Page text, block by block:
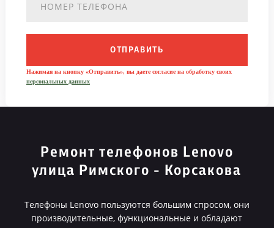
ОТПРАВИТЬ
Нажимая на кнопку «Отправить», вы даете согласие на обработку своих
персональных данных
Ремонт телефонов Lenovo
улица Римского - Корсакова
Телефоны Lenovo пользуются большим спросом, они
производительные, функциональные и обладают